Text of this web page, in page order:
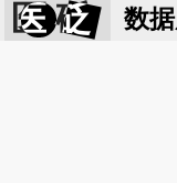
医 砭 数